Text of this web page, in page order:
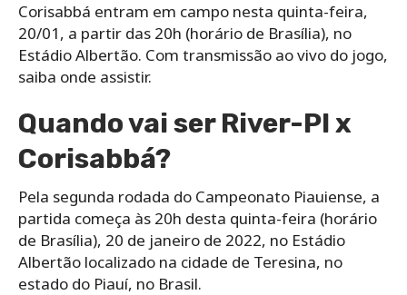
Corisabbá entram em campo nesta quinta-feira,
20/01, a partir das 20h (horário de Brasília), no
Estádio Albertão. Com transmissão ao vivo do jogo,
saiba onde assistir.
Quando vai ser River-PI x
Corisabbá?
Pela segunda rodada do Campeonato Piauiense, a
partida começa às 20h desta quinta-feira (horário
de Brasília), 20 de janeiro de 2022, no Estádio
Albertão localizado na cidade de Teresina, no
estado do Piauí, no Brasil.